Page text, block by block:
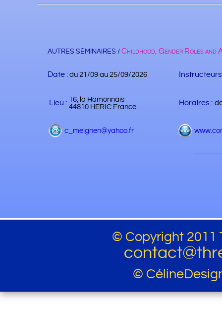
AUTRES SÉMINAIRES / Childhood, Gender Roles and
Date : du 21/09 au 25/09/2026
Lieu : 16, la Hamonnais
44810 HERIC France
Horaires :
c_meignen@yahoo.fr
© Copyright 2011
©